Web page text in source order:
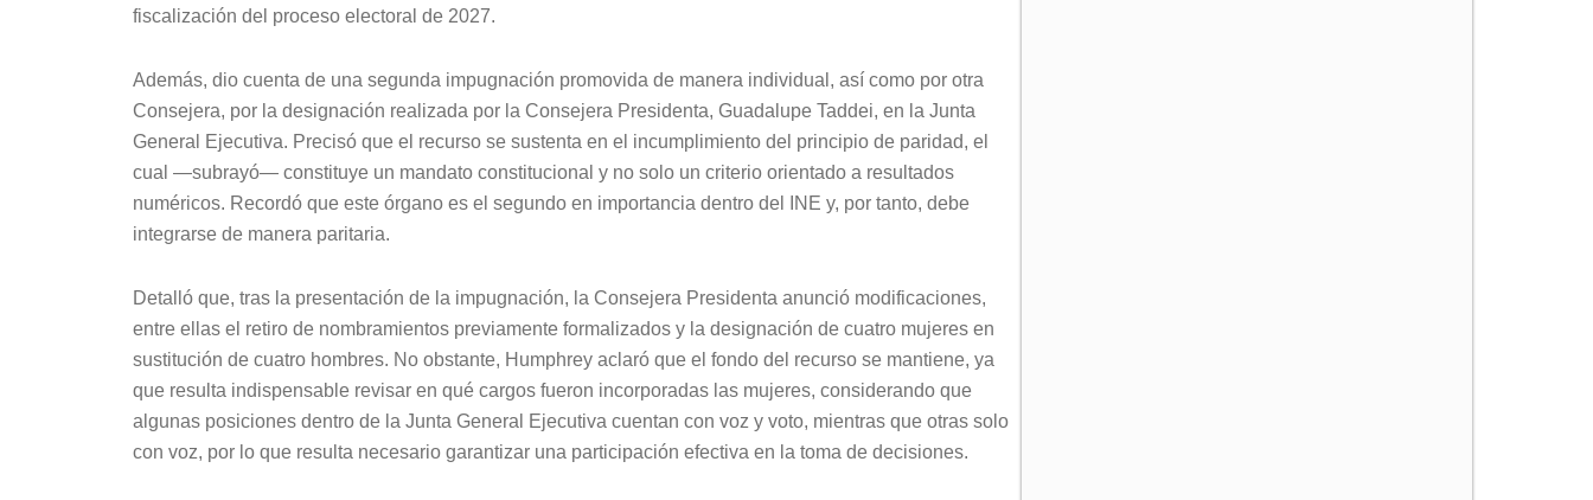
fiscalización del proceso electoral de 2027.
Además, dio cuenta de una segunda impugnación promovida de manera individual, así como por otra
Consejera, por la designación realizada por la Consejera Presidenta, Guadalupe Taddei, en la Junta
General Ejecutiva. Precisó que el recurso se sustenta en el incumplimiento del principio de paridad, el
cual —subrayó— constituye un mandato constitucional y no solo un criterio orientado a resultados
numéricos. Recordó que este órgano es el segundo en importancia dentro del INE y, por tanto, debe
integrarse de manera paritaria.
Detalló que, tras la presentación de la impugnación, la Consejera Presidenta anunció modificaciones,
entre ellas el retiro de nombramientos previamente formalizados y la designación de cuatro mujeres en
sustitución de cuatro hombres. No obstante, Humphrey aclaró que el fondo del recurso se mantiene, ya
que resulta indispensable revisar en qué cargos fueron incorporadas las mujeres, considerando que
algunas posiciones dentro de la Junta General Ejecutiva cuentan con voz y voto, mientras que otras solo
con voz, por lo que resulta necesario garantizar una participación efectiva en la toma de decisiones.